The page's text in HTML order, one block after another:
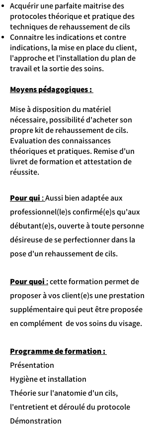
Acquérir une parfaite maitrise des
protocoles théorique et pratique des
techniques de rehaussement de cils
Connaitre les indications et contre
indications, la mise en place du client,
l'approche et l'installation du plan de
travail et la sortie des soins.
Moyens pédagogiques :
Mise à disposition du matériel
nécessaire, possibilité d'acheter son
propre kit de rehaussement de cils.
Evaluation des connaissances
théoriques et pratiques. Remise d'un
livret de formation et attestation de
réussite.
Pour qui :Aussi bien adaptée aux
professionnel(le)s confirmé(e)s qu'aux
débutant(e)s, ouverte à toute personne
désireuse de se perfectionner dans la
pose d'un rehaussement de cils.
Pour quoi :cette formation permet de
proposer à vos client(e)s une prestation
supplémentaire qui peut être proposée
en complément de vos soins du visage.
Programme de formation :
Présentation
Hygiène et installation
Théorie sur l'anatomie d'un cils,
l'entretient et déroulé du protocole
Démonstration